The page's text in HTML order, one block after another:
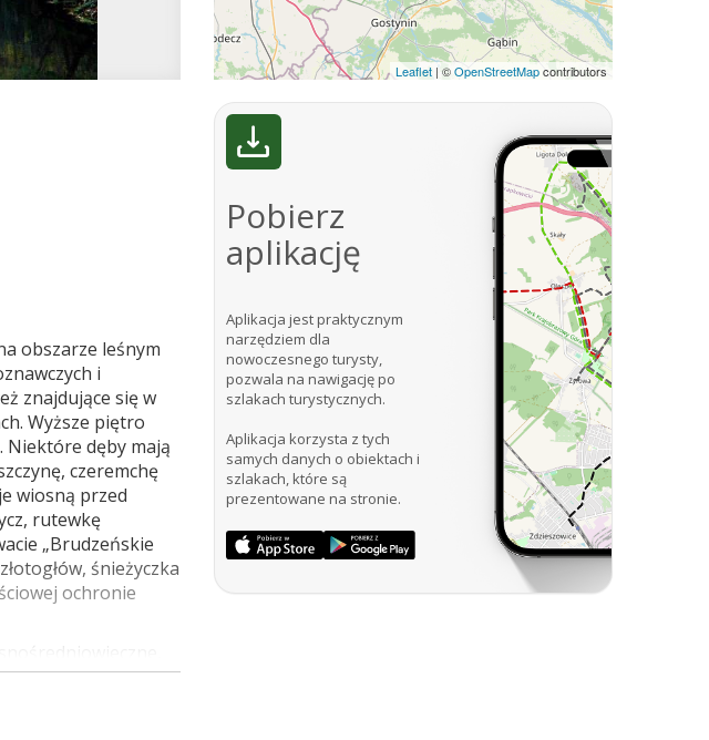
obszarze leśnym
i
znajdujące się w
Wyższe piętro
Niektóre dęby mają
czeremchę
wiosną przed
rutewkę
„Brudzeńskie
śnieżyczka
ochronie
Widok jaki
Polaków
Leaflet | ©OpenStreetMapcontributors
Pobierz
aplikację
Aplikacja jest praktycznym
narzędziem dla
nowoczesnego turysty,
pozwala na nawigację po
szlakach turystycznych.
Aplikacja korzysta z tych
samych danych o obiektach i
szlakach, które są
prezentowane na stronie.